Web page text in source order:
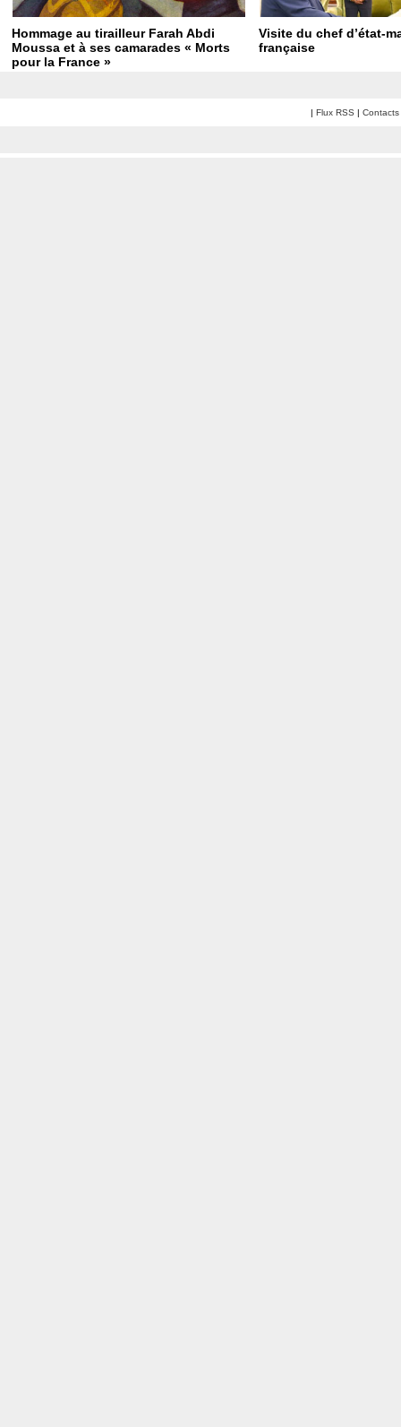
Hommage au tirailleur Farah Abdi
Moussa et à ses camarades « Morts
pour la France »
Visite du chef d’état-
française
| Flux RSS | Contacts